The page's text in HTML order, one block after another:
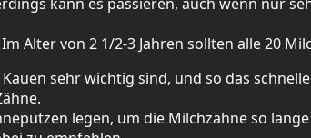
Alter von 2 1/2-3 Jahren sollten alle 20
sehr wichtig sind, und so das
legen, um die Milchzähne so